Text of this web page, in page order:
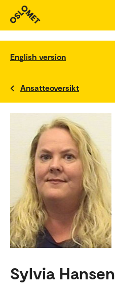
English version
Ansatteoversikt
Sylvia Hansen